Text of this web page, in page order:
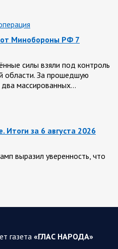
от Минобороны РФ 7
силы взяли под контроль
области. За прошедшую
массированных…
за 6 августа 2026
выразил уверенность, что
газета «ГЛАС НАРОДА»